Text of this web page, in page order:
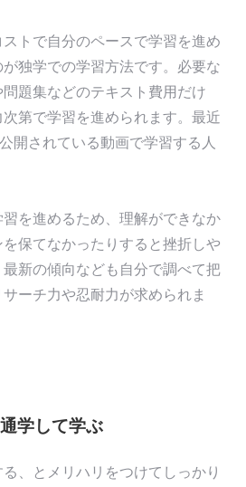
トで自分のペースで学習を進め
独学での学習方法です。必要な
題集などのテキスト費用だけ
第で学習を進められます。最近
開されている動画で学習する人
を進めるため、理解ができなか
保てなかったりすると挫折しや
新の傾向なども自分で調べて把
ーチ力や忍耐力が求められま
学して学ぶ
、とメリハリをつけてしっかり